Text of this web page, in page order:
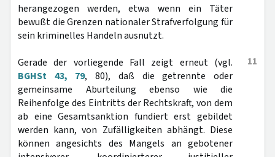
herangezogen werden, etwa wenn ein Täter
bewußt die Grenzen nationaler Strafverfolgung für
sein kriminelles Handeln ausnutzt.
11
Gerade der vorliegende Fall zeigt erneut (vgl.
BGHSt 43, 79, 80), daß die getrennte oder
gemeinsame Aburteilung ebenso wie die
Reihenfolge des Eintritts der Rechtskraft, von dem
ab eine Gesamtsanktion fundiert erst gebildet
werden kann, von Zufälligkeiten abhängt. Diese
können angesichts des Mangels an gebotener